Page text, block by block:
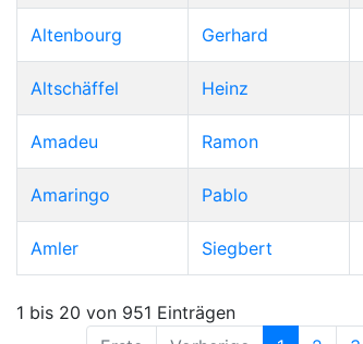
Altenbourg Gerhard
Altschäffel Heinz
Amadeu Ramon
Amaringo Pablo
Amler Siegbert
1 bis 20 von 951 Einträgen